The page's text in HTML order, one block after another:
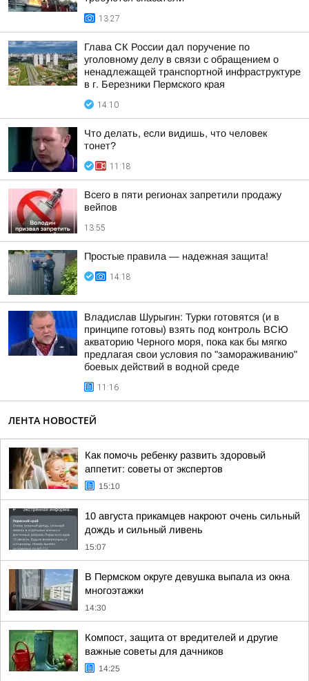
13:27
Глава СК России дал поручение по
уголовному делу в связи с обращением о
ненадлежащей транспортной инфраструктуре
в г. Березники Пермского края
14:10
Что делать, если видишь, что человек
тонет?
11:18
Всего в пяти регионах запретили продажу
вейпов
13:55
Простые правила — надежная защита!
14:18
Владислав Шурыгин: Турки готовятся (и в
принципе готовы) взять под контроль ВСЮ
акваторию Черного моря, пока как бы мягко
предлагая свои условия по "замораживанию"
боевых действий в водной среде
11:16
ЛЕНТА НОВОСТЕЙ
Как помочь ребенку развить здоровый
аппетит: советы от экспертов
15:10
10 августа прикамцев накроют очень сильный
дождь и сильный ливень
15:07
В Пермском округе девушка выпала из окна
многоэтажки
14:30
Компост, защита от вредителей и другие
важные советы для дачников
14:25